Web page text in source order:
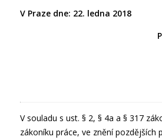
V Praze dne: 22. ledna 2018
PhDr. Jakub
V souladu s ust. § 2, § 4a a § 317
zákoníku práce, ve znění pozdějších